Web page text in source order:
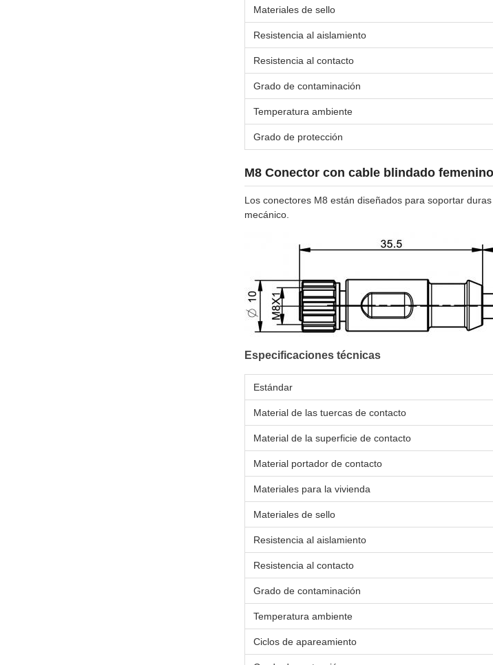
Materiales de sello
Resistencia al aislamiento
Resistencia al contacto
Grado de contaminación
Temperatura ambiente
Grado de protección
M8 Conector con cable blindado
Los conectores M8 están diseñados para soportar
mecánico.
Especificaciones técnicas
Estándar
Material de las tuercas de contacto
Material de la superficie de contacto
Material portador de contacto
Materiales para la vivienda
Materiales de sello
Resistencia al aislamiento
Resistencia al contacto
Grado de contaminación
Temperatura ambiente
Ciclos de apareamiento